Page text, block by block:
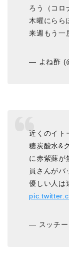
ろう（コロ
木曜にらら
来週もう一
— よね酢
近くのイト
糖炭酸水&
に赤紫蘇が
員さんがバ
優しい人は
— スッチ